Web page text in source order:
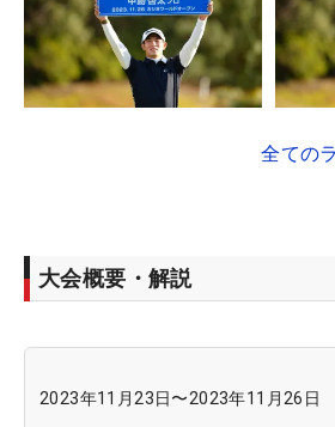
全ての
大会概要・解説
2023年11月23日〜2023年11月26日